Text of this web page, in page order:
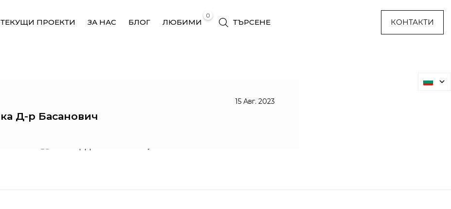
ТЕКУЩИ ПРОЕКТИ ЗА НАС БЛОГ
0
ЛЮБИМИ ТЪРСЕНЕ КОНТАКТИ
IMOLABUILD
15 Авг. 2023
Д-р Басанович